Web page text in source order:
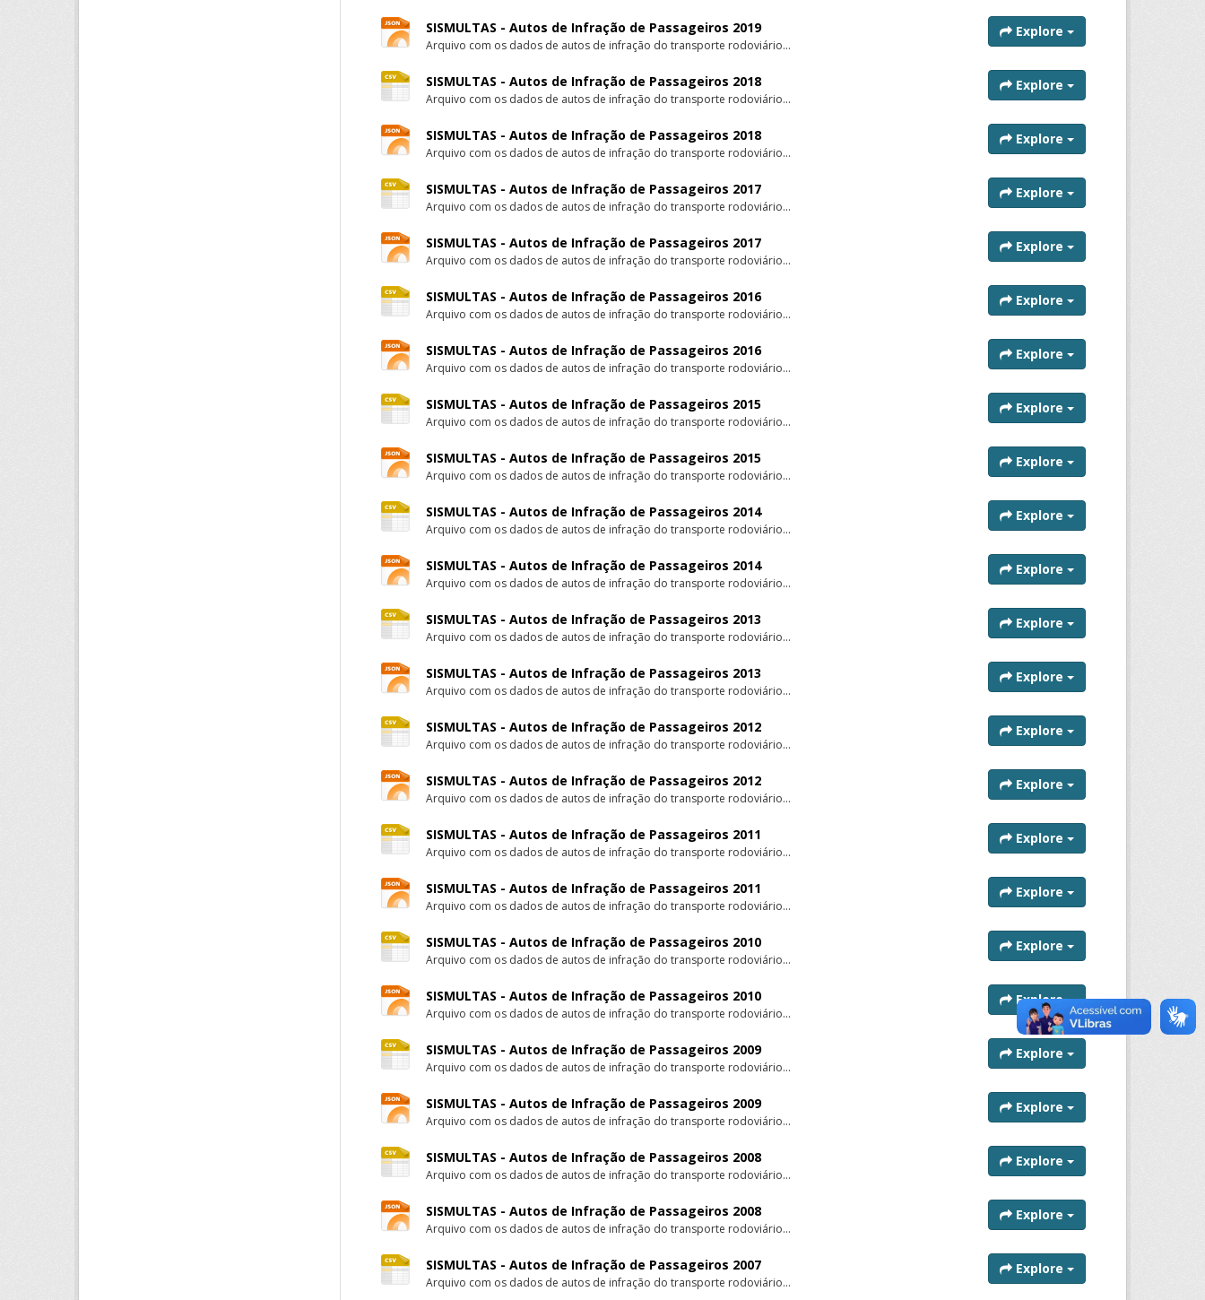
SISMULTAS - Autos de Infração de Passageiros 2019
Arquivo com os dados de autos de infração do transporte rodoviário...
Explore
SISMULTAS - Autos de Infração de Passageiros 2018
Arquivo com os dados de autos de infração do transporte rodoviário...
Explore
SISMULTAS - Autos de Infração de Passageiros 2018
Arquivo com os dados de autos de infração do transporte rodoviário...
Explore
SISMULTAS - Autos de Infração de Passageiros 2017
Arquivo com os dados de autos de infração do transporte rodoviário...
Explore
SISMULTAS - Autos de Infração de Passageiros 2017
Arquivo com os dados de autos de infração do transporte rodoviário...
Explore
SISMULTAS - Autos de Infração de Passageiros 2016
Arquivo com os dados de autos de infração do transporte rodoviário...
Explore
SISMULTAS - Autos de Infração de Passageiros 2016
Arquivo com os dados de autos de infração do transporte rodoviário...
Explore
SISMULTAS - Autos de Infração de Passageiros 2015
Arquivo com os dados de autos de infração do transporte rodoviário...
Explore
SISMULTAS - Autos de Infração de Passageiros 2015
Arquivo com os dados de autos de infração do transporte rodoviário...
Explore
SISMULTAS - Autos de Infração de Passageiros 2014
Arquivo com os dados de autos de infração do transporte rodoviário...
Explore
SISMULTAS - Autos de Infração de Passageiros 2014
Arquivo com os dados de autos de infração do transporte rodoviário...
Explore
SISMULTAS - Autos de Infração de Passageiros 2013
Arquivo com os dados de autos de infração do transporte rodoviário...
Explore
SISMULTAS - Autos de Infração de Passageiros 2013
Arquivo com os dados de autos de infração do transporte rodoviário...
Explore
SISMULTAS - Autos de Infração de Passageiros 2012
Arquivo com os dados de autos de infração do transporte rodoviário...
Explore
SISMULTAS - Autos de Infração de Passageiros 2012
Arquivo com os dados de autos de infração do transporte rodoviário...
Explore
SISMULTAS - Autos de Infração de Passageiros 2011
Arquivo com os dados de autos de infração do transporte rodoviário...
Explore
SISMULTAS - Autos de Infração de Passageiros 2011
Arquivo com os dados de autos de infração do transporte rodoviário...
Explore
SISMULTAS - Autos de Infração de Passageiros 2010
Arquivo com os dados de autos de infração do transporte rodoviário...
Explore
SISMULTAS - Autos de Infração de Passageiros 2010
Arquivo com os dados de autos de infração do transporte rodoviário...
Explore
SISMULTAS - Autos de Infração de Passageiros 2009
Arquivo com os dados de autos de infração do transporte rodoviário...
Explore
SISMULTAS - Autos de Infração de Passageiros 2009
Arquivo com os dados de autos de infração do transporte rodoviário...
Explore
SISMULTAS - Autos de Infração de Passageiros 2008
Arquivo com os dados de autos de infração do transporte rodoviário...
Explore
SISMULTAS - Autos de Infração de Passageiros 2008
Arquivo com os dados de autos de infração do transporte rodoviário...
Explore
SISMULTAS - Autos de Infração de Passageiros 2007
Arquivo com os dados de autos de infração do transporte rodoviário...
Explore